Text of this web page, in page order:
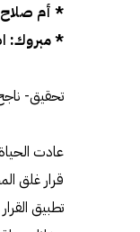
* أم
* مبروك: اضطررت
تحقيق-
عادت
قرار غلق
تطبيق